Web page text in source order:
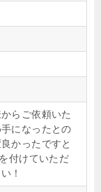
らご依頼いた
になったとの
かったですと
付けていただ
！